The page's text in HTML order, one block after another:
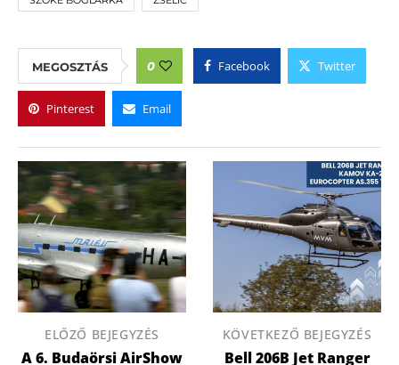
MEGOSZTÁS 0 Facebook Twitter
Pinterest Email
ELŐZŐ BEJEGYZÉS
A 6. Budaörsi AirShow
KÖVETKEZŐ BEJEGYZÉS
Bell 206B Jet Ranger